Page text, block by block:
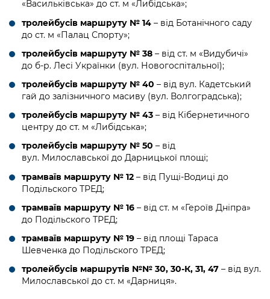
«Васильківська» до ст. м «Либідська»;
тролейбусів маршруту № 14 – від Ботанічного саду
до ст. м «Палац Спорту»;
тролейбусів маршруту № 38 – від ст. м «Видубичі»
до б-р. Лесі Українки (вул. Новогоспітальної);
тролейбусів маршруту № 40 – від вул. Кадетський
гай до залізничного масиву (вул. Волгоградська);
тролейбусів маршруту № 43 – від Кібернетичного
центру до ст. м «Либідська»;
тролейбусів маршруту № 50 – від
вул. Милославської до Дарницької площі;
трамваїв маршруту № 12 – від Пущі-Водиці до
Подільского ТРЕД;
трамваїв маршруту № 16 – від ст. м «Героїв Дніпра»
до Подільского ТРЕД;
трамваїв маршруту № 19 – від площі Тараса
Шевченка до Подільского ТРЕД;
тролейбусів маршрутів №№ 30, 30-К, 31, 47 – від вул.
Милославської до ст. м «Дарниця».